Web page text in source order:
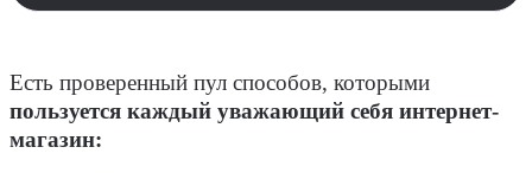
Есть проверенный пул способов, которыми
пользуется каждый уважающий себя интернет-
магазин: